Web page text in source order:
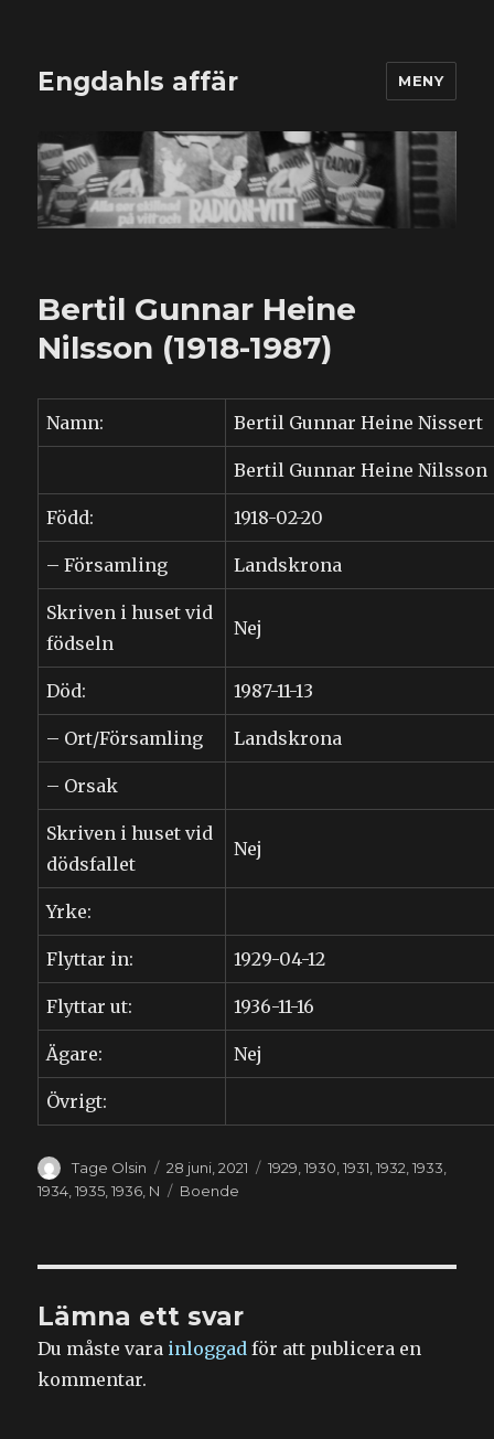
Engdahls affär MENY
Bertil Gunnar Heine
Nilsson (1918-1987)
Namn: Bertil Gunnar Heine Nissert
Bertil Gunnar Heine Nilsson
Född: 1918-02-20
– Församling Landskrona
Skriven i huset vid
födseln
Nej
Död: 1987-11-13
– Ort/Församling Landskrona
– Orsak
Skriven i huset vid
dödsfallet
Nej
Yrke:
Flyttar in: 1929-04-12
Flyttar ut: 1936-11-16
Ägare: Nej
Övrigt:
Författare
Tage Olsin
Publicerat
den
28 juni, 2021 Kategorier
1929,1930,1931,1932,1933,
1934,1935,1936, N Etiketter
Boende
Lämna ett svar
Du måste vara inloggad för att publicera en
kommentar.